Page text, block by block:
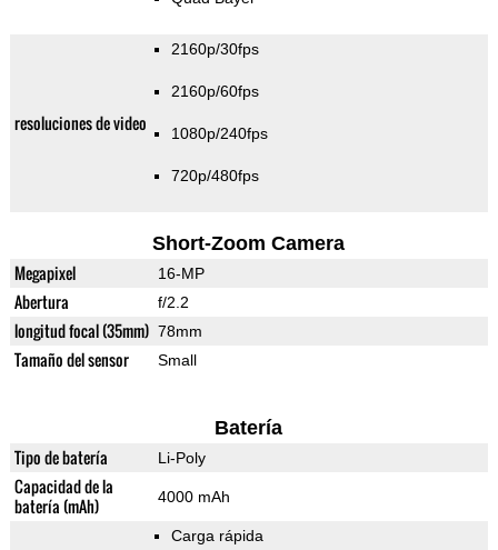
resoluciones de video
2160p/30fps
2160p/60fps
1080p/240fps
720p/480fps
Short-Zoom Camera
Megapixel 16-MP
Abertura f/2.2
longitud focal (35mm) 78mm
Tamaño del sensor Small
Batería
Tipo de batería Li-Poly
Capacidad de la
batería (mAh)
4000 mAh
Carga rápida